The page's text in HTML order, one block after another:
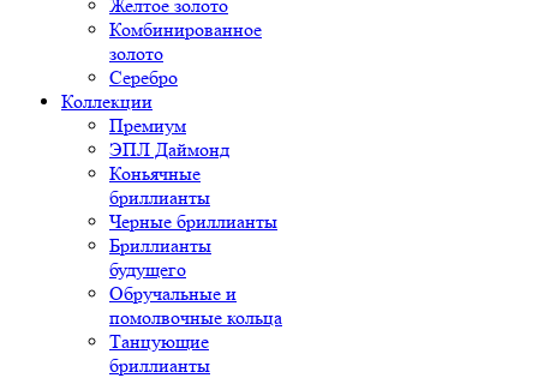
Желтое золото
Комбинированное
золото
Серебро
Коллекции
Премиум
ЭПЛ Даймонд
Коньячные
бриллианты
Черные бриллианты
Бриллианты
будущего
Обручальные и
помолвочные кольца
Танцующие
бриллианты